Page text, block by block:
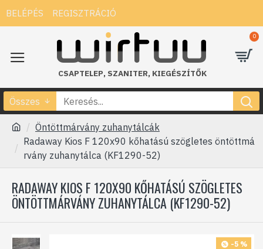
BELÉPÉS REGISZTRÁCIÓ
CSAPTELEP, SZANITER, KIEGÉSZÍTŐK
0
Összes
Öntöttmárvány zuhanytálcák
Radaway Kios F 120x90 kőhatású szögletes öntöttmá
rvány zuhanytálca (KF1290-52)
RADAWAY KIOS F 120X90 KŐHATÁSÚ SZÖGLETES
ÖNTÖTTMÁRVÁNY ZUHANYTÁLCA (KF1290-52)
-5 %